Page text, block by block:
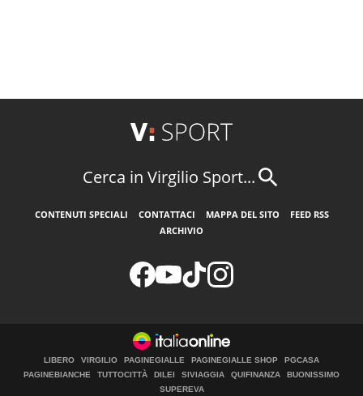
Cerca in Virgilio Sport...
CONTENUTI SPECIALI CONTATTACI MAPPA DEL SITO
FEED RSS
ARCHIVIO
LIBERO VIRGILIO PAGINEGIALLE PAGINEGIALLE SHOP
PGCASA
PAGINEBIANCHE
TUTTOCITTÀ DILEI SIVIAGGIA QUIFINANZA
BUONISSIMO
SUPEREVA